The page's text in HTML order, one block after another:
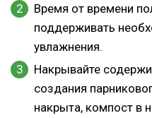
Время от времени
поддерживать
увлажнения.
Накрывайте
создания
накрыта, компост в